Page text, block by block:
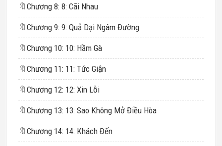
🔖 Chương 8: 8: Cãi Nhau
🔖 Chương 9: 9: Quả Dại Ngâm Đường
🔖 Chương 10: 10: Hầm Gà
🔖 Chương 11: 11: Tức Giận
🔖 Chương 12: 12: Xin Lỗi
🔖 Chương 13: 13: Sao Không Mở Điều Hòa
🔖 Chương 14: 14: Khách Đến